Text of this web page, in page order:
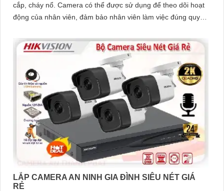
cắp, cháy nổ. Camera có thể được sử dụng để theo dõi hoạt
động của nhân viên, đảm bảo nhân viên làm việc đúng quy
LẮP CAMERA AN NINH GIA ĐÌNH SIÊU NÉT GIÁ
RẺ